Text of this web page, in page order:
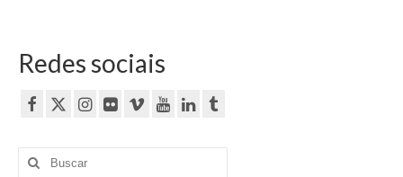
Redes sociais
Buscar
por: